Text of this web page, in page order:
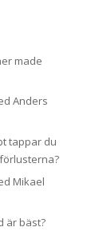
made
Anders
tappar du
Mikael
är bäst?